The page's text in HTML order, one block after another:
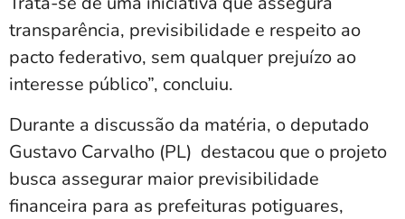
transparência, previsibilidade e respeito ao
pacto federativo, sem qualquer prejuízo ao
interesse público”, concluiu.
Durante a discussão da matéria, o deputado
Gustavo Carvalho (PL) destacou que o projeto
busca assegurar maior previsibilidade
financeira para as prefeituras potiguares,